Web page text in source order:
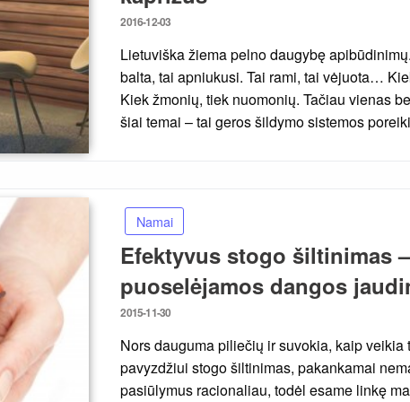
Posted
2016-12-03
Lietuviška žiema pelno daugybę
balta, tai apniukusi. Tai rami, tai vėjuota…
Kiek žmonių, tiek nuomonių. Tačiau vienas
šiai temai – tai geros šildymo sistemos
Namai
Efektyvus stogo šiltinimas
puoselėjamos dangos
Posted
2015-11-30
Nors dauguma piliečių ir suvokia, kaip
pavyzdžiui stogo šiltinimas, pakankamai
pasiūlymus racionaliau, todėl esame linkę